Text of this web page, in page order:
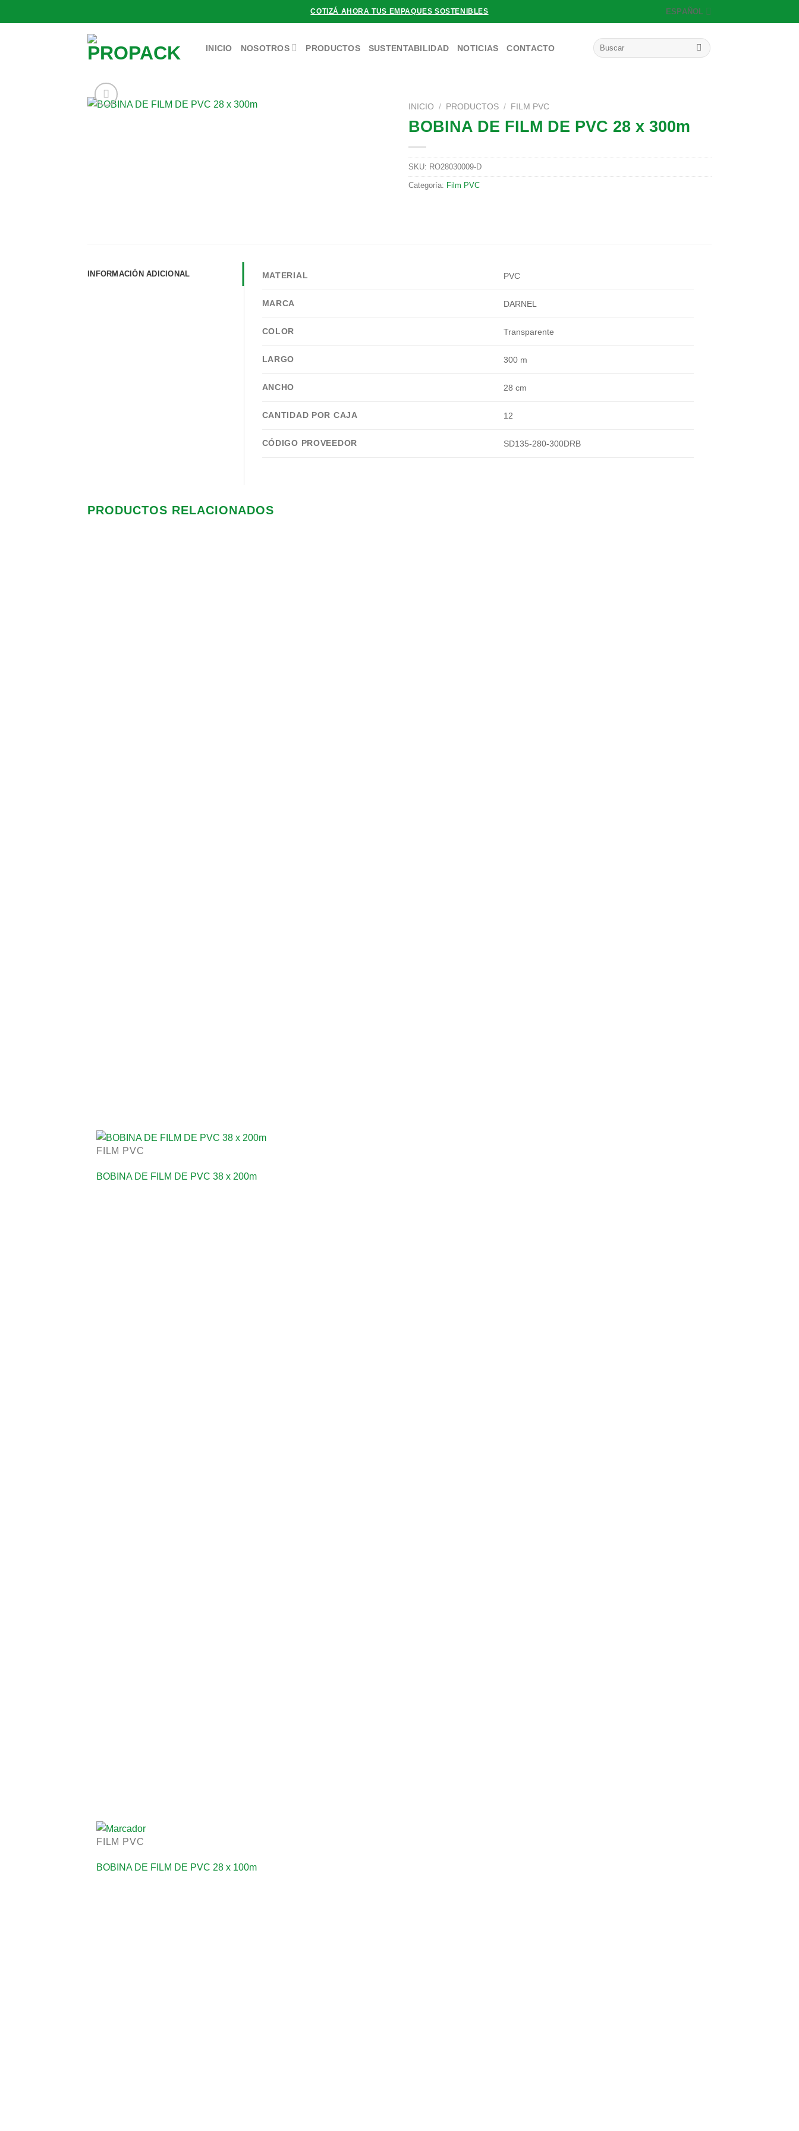
al
COTIZÁ AHORA TUS EMPAQUES SOSTENIBLES ESPAÑOL
INICIO NOSOTROS PRODUCTOS SUSTENTABILIDAD NOTICIAS CONTACTO
Buscar
por:
INICIO / PRODUCTOS / FILM PVC
BOBINA DE FILM DE PVC 28 x 300m
SKU: RO28030009-D
Categoría: Film PVC
INFORMACIÓN ADICIONAL MATERIAL PVC
MARCA DARNEL
COLOR Transparente
LARGO 300 m
ANCHO 28 cm
CANTIDAD POR CAJA 12
CÓDIGO PROVEEDOR SD135-280-300DRB
PRODUCTOS RELACIONADOS
FILM PVC
BOBINA DE FILM DE PVC 38 x 200m
FILM PVC
BOBINA DE FILM DE PVC 28 x 100m